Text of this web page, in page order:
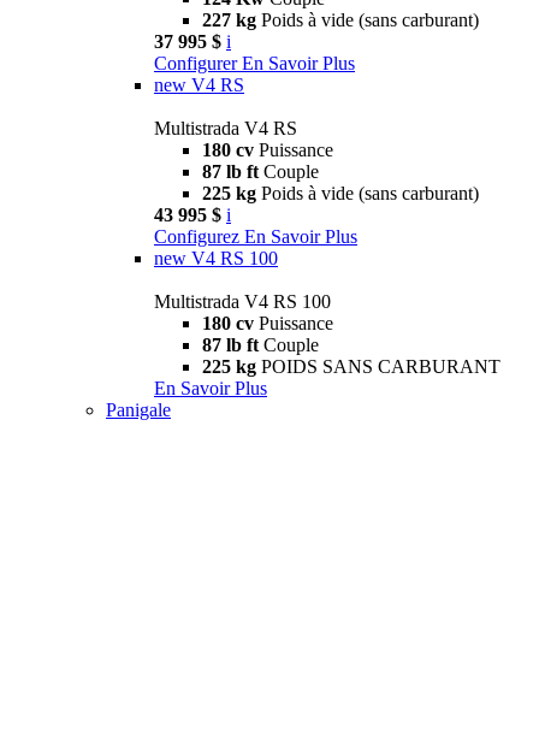
227 kg Poids à vide (sans carburant)
37 995 $ i
Configurer En Savoir Plus
new V4 RS
Multistrada V4 RS
180 cv Puissance
87 lb ft Couple
225 kg Poids à vide (sans carburant)
43 995 $ i
Configurez En Savoir Plus
new V4 RS 100
Multistrada V4 RS 100
180 cv Puissance
87 lb ft Couple
225 kg POIDS SANS CARBURANT
En Savoir Plus
Panigale